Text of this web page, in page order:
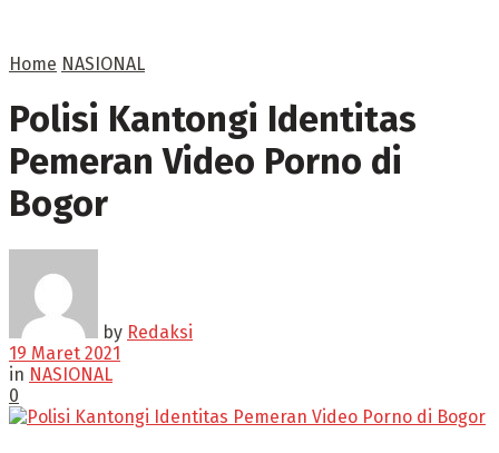
Home NASIONAL
Polisi Kantongi Identitas
Pemeran Video Porno di
Bogor
by Redaksi
19 Maret 2021
in NASIONAL
0